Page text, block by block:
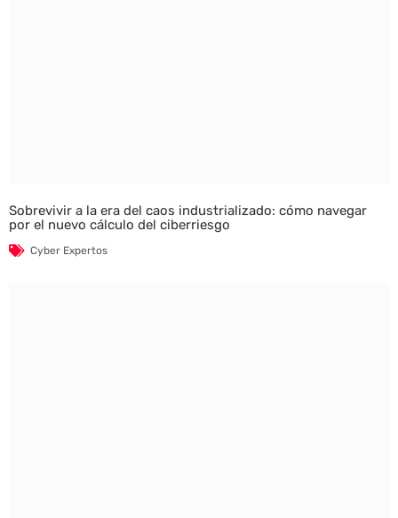
Sobrevivir a la era del caos industrializado: cómo navegar
por el nuevo cálculo del ciberriesgo
Cyber Expertos